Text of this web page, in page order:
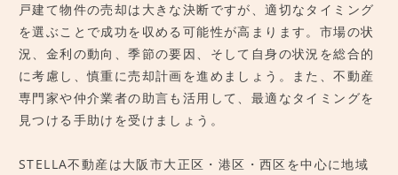
戸建て物件の売却は大きな決断ですが、適切なタイミング
を選ぶことで成功を収める可能性が高まります。市場の状
況、金利の動向、季節の要因、そして自身の状況を総合的
に考慮し、慎重に売却計画を進めましょう。また、不動産
専門家や仲介業者の助言も活用して、最適なタイミングを
見つける手助けを受けましょう。
STELLA不動産は大阪市大正区・港区・西区を中心に地域